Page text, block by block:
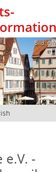
Bild:
e.V. -